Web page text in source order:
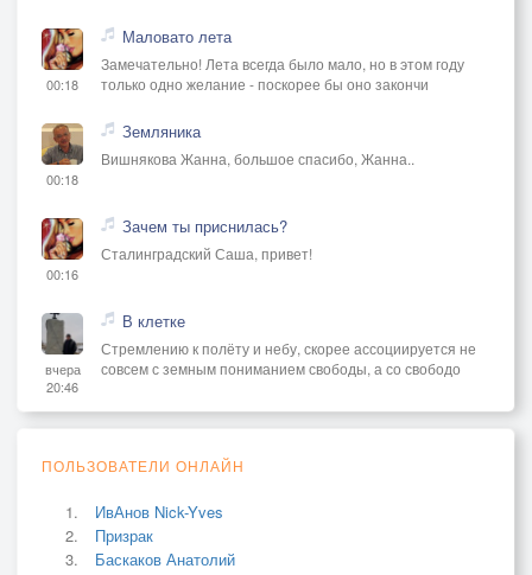
00:18
Маловато лета
Замечательно! Лета всегда было мало, но в этом году
только одно желание - поскорее бы оно закончи
00:18
Земляника
Вишнякова Жанна, большое спасибо, Жанна..
00:16
Зачем ты приснилась?
Сталинградский Саша, привет!
вчера
20:46
В клетке
Стремлению к полёту и небу, скорее ассоциируется не
совсем с земным пониманием свободы, а со свободо
ПОЛЬЗОВАТЕЛИ ОНЛАЙН
ИвАнов Nick-Yves
Призрак
Баскаков Анатолий